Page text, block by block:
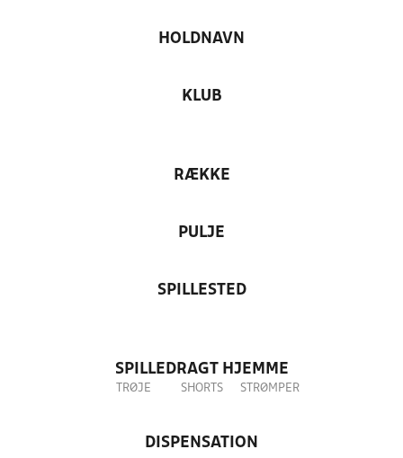
HOLDNAVN
KLUB
RÆKKE
PULJE
SPILLESTED
SPILLEDRAGT HJEMME
TRØJE SHORTS STRØMPER
DISPENSATION